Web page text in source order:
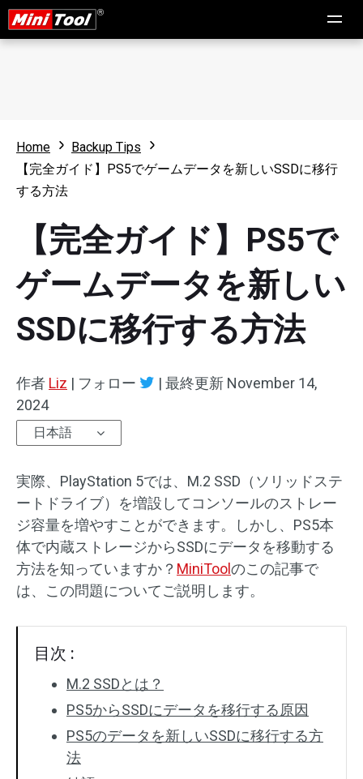
Home
Backup Tips
【完全ガイド】PS5でゲームデータを新しいSSDに移行
する方法
【完全ガイド】PS5で
ゲームデータを新しい
SSDに移行する方法
作者 Liz | フォロー | 最終更新 November 14,
2024
日本語
実際、PlayStation 5では、M.2 SSD（ソリッドステ
ートドライブ）を増設してコンソールのストレー
ジ容量を増やすことができます。しかし、PS5本
体で内蔵ストレージからSSDにデータを移動する
方法を知っていますか？ MiniToolのこの記事で
は、この問題についてご説明します。
目次 :
M.2 SSDとは？
PS5からSSDにデータを移行する原因
PS5のデータを新しいSSDに移行する方
法